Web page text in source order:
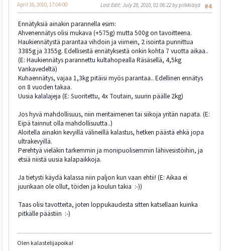
#4
April 16, 2010, 17:04:00 Last Edit: July 28, 2010, 01:06:22 by pilkkiäijä
Ennätyksiä ainakin parannella esim:
Ahvenennätys olisi mukava (+575g) mutta 500g on tavoitteena.
Haukiennätystä parantaa vihdoin ja viimein, 2 isointa punnittua
3385g ja 3355g. Edellisestä ennätyksestä onkin kohta 7 vuotta aikaa..
(E: Haukiennätys parannettu kultahopealla Räsäsellä, 4,5kg
Vankavedeltä)
Kuhaennätys, vajaa 1,3kg pitäisi myös parantaa.. Edellinen ennätys
on 8 vuoden takaa.
Uusia kalalajeja (E: Suoritettu, 4x Toutain, suurin päälle 2kg)
Jos hyvä mahdollisuus, niin meritaimenen tai siikoja yritän napata. (E:
Eipä tainnut olla mahdollisuutta..)
Aloitella ainakin kevyillä välineillä kalastus, hetken päästä ehkä jopa
ultrakevyillä.
Perehtyä vieläkin tarkemmin ja monipuolisemmin lähivesistöihin, ja
etsiä niistä uusia kalapaikkoja.
Ja tietysti käydä kalassa niin paljon kun vaan ehtii! (E: Aikaa ei
juurikaan ole ollut, töiden ja koulun takia :-))
Taas olisi tavotteita, joten loppukaudesta sitten katsellaan kuinka
pitkälle päästiin :-)
Olen kalastelijapoika!